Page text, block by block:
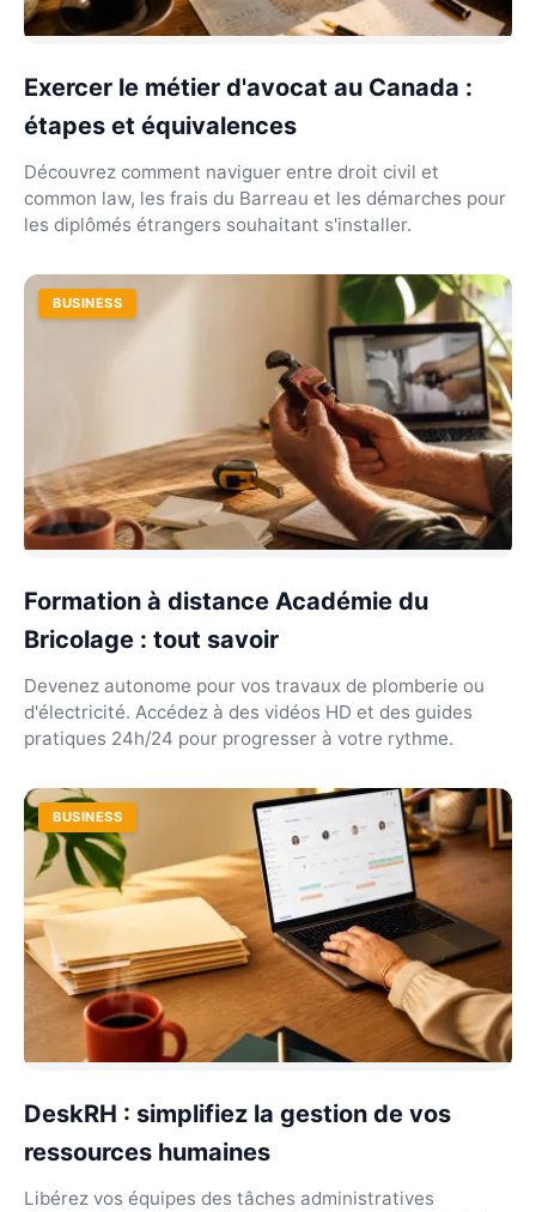
Exercer le métier d'avocat au Canada :
étapes et équivalences
Découvrez comment naviguer entre droit civil et
common law, les frais du Barreau et les démarches pour
les diplômés étrangers souhaitant s'installer.
BUSINESS
Formation à distance Académie du
Bricolage : tout savoir
Devenez autonome pour vos travaux de plomberie ou
d'électricité. Accédez à des vidéos HD et des guides
pratiques 24h/24 pour progresser à votre rythme.
BUSINESS
DeskRH : simplifiez la gestion de vos
ressources humaines
Libérez vos équipes des tâches administratives